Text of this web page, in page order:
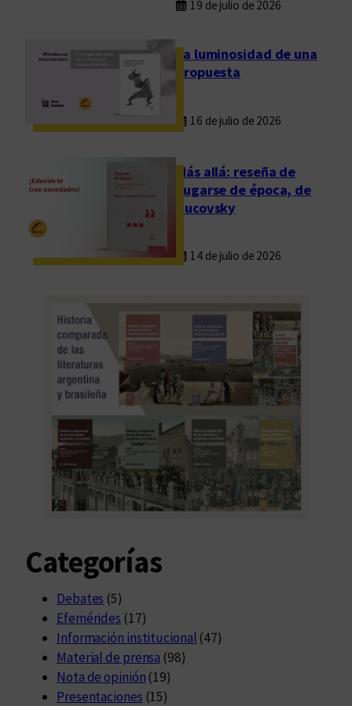
e
l
a
r
a
s
19 de julio de 2026
La luminosidad de una
propuesta
16 de julio de 2026
Más allá: reseña de
Fugarse de época, de
Rucovsky
14 de julio de 2026
Categorías
Debates (5)
Efemérides (17)
Información institucional (47)
Material de prensa (98)
Nota de opinión (19)
Presentaciones (15)